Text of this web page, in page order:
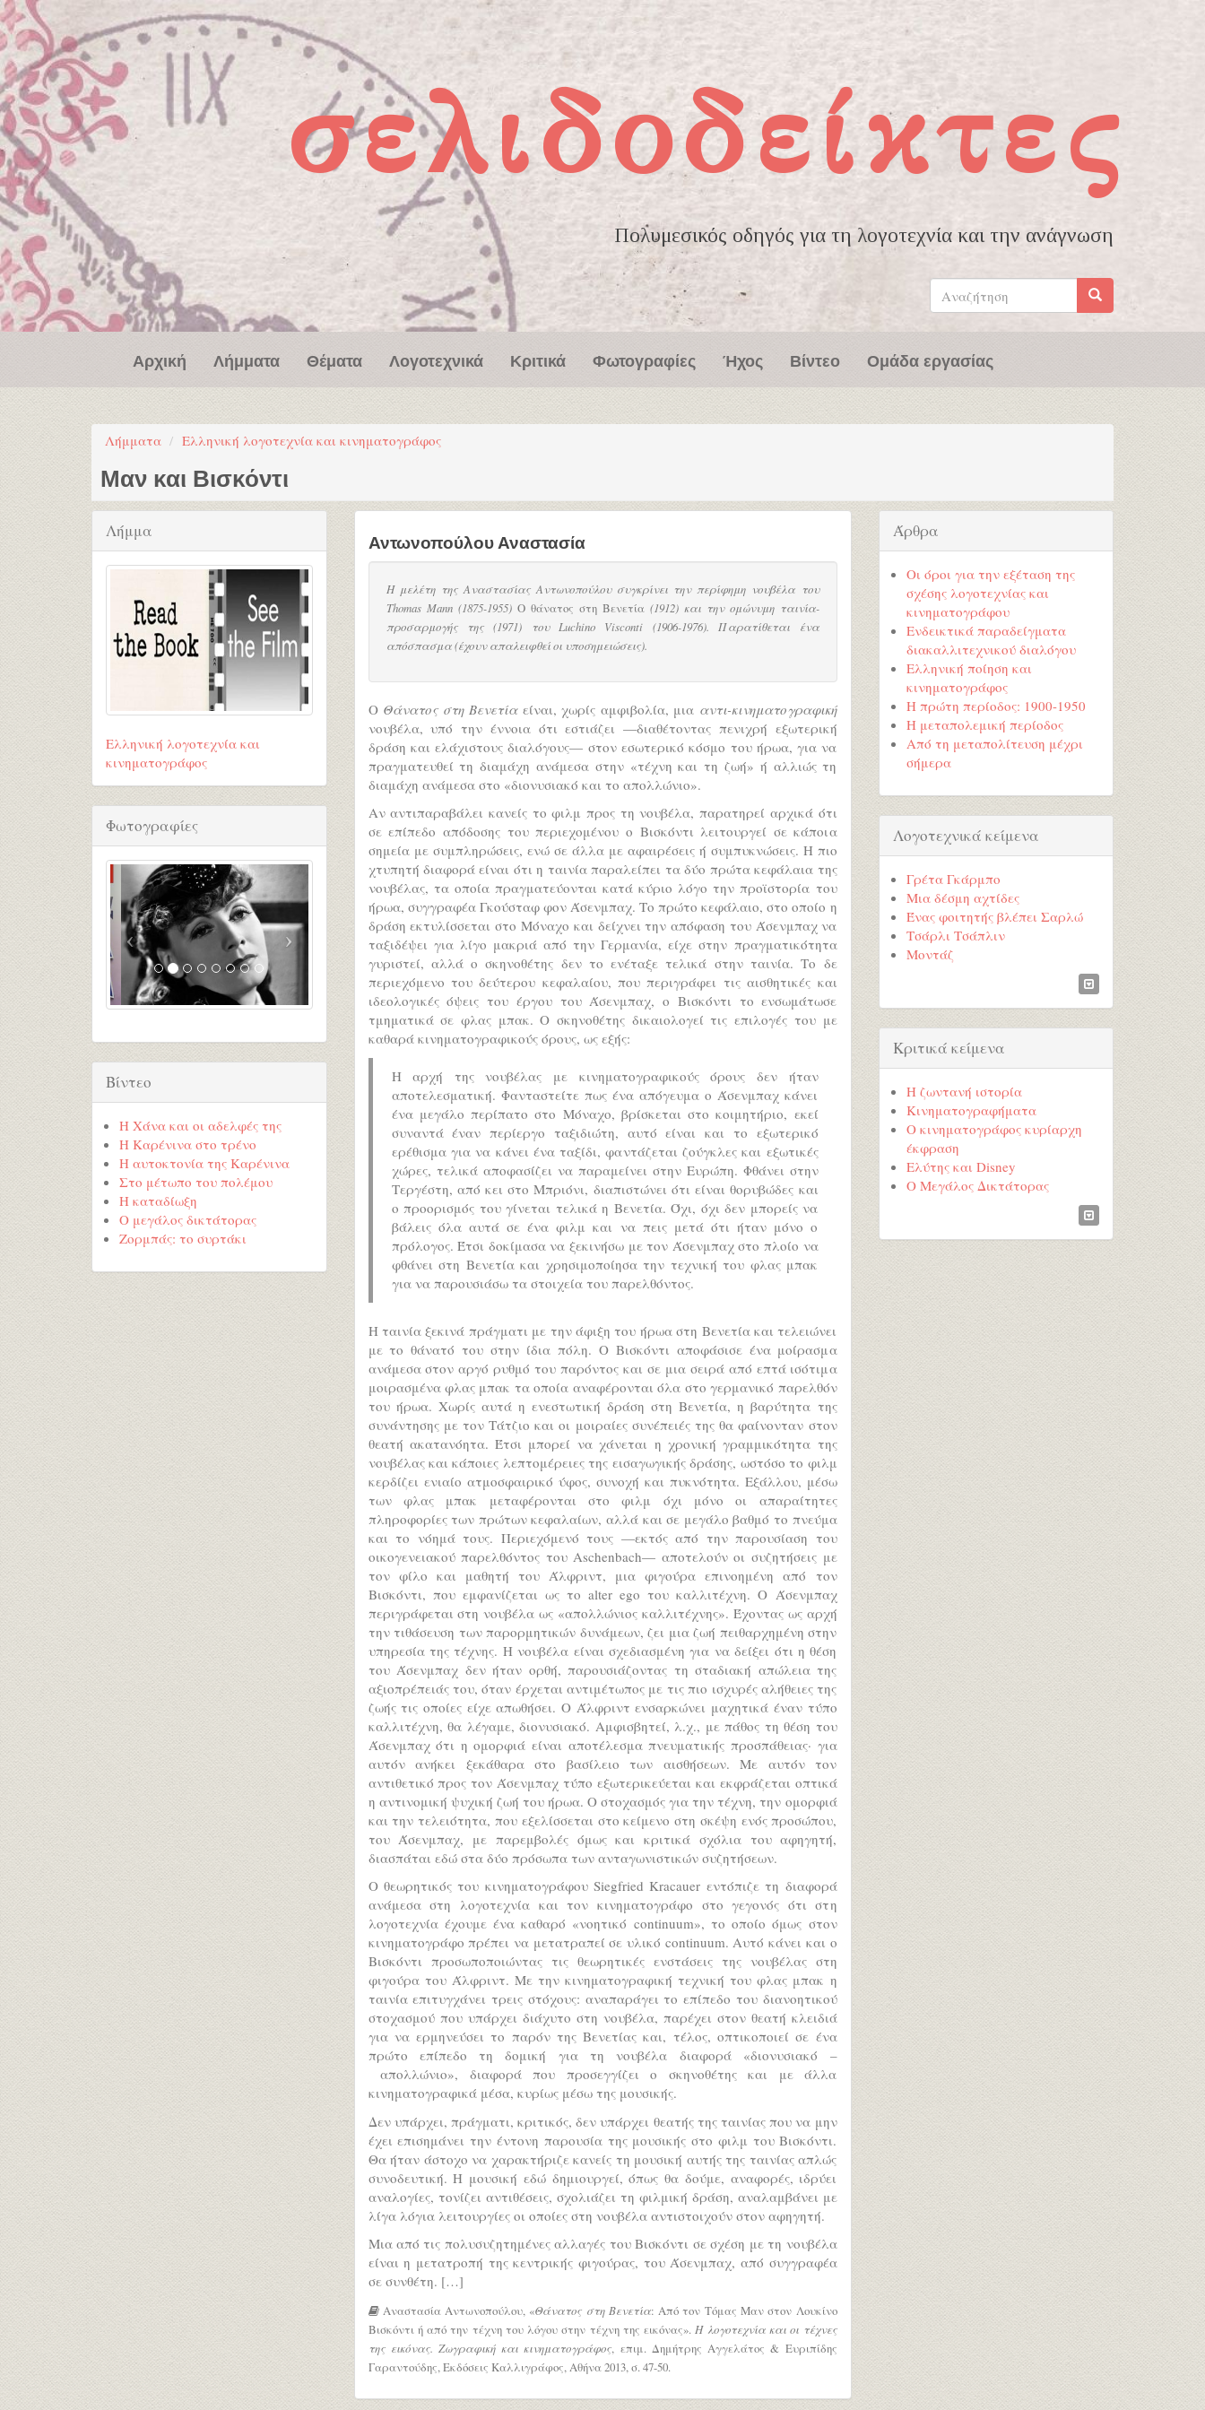
Παράκαμψη προς το κυρίως περιεχόμενο
σελιδοδείκτες
Πολυμεσικός οδηγός για τη λογοτεχνία και την ανάγνωση
Φόρμα
αναζήτησης
Αναζήτηση
Αρχική Λήμματα Θέματα Λογοτεχνικά Κριτικά Φωτογραφίες Ήχος Βίντεο Ομάδα εργασίας
Λήμματα Ελληνική λογοτεχνία και κινηματογράφος
Μαν και Βισκόντι
Αντωνοπούλου Αναστασία
Η μελέτη της Αναστασίας Αντωνοπούλου συγκρίνει την περίφημη νουβέλα του
Thomas Mann (1875-1955) Ο θάνατος στη Βενετία (1912) και την ομώνυμη ταινία-
προσαρμογής της (1971) του Luchino Visconti (1906-1976). Παρατίθεται ένα
απόσπασμα (έχουν απαλειφθεί οι υποσημειώσεις).
Ο Θάνατος στη Βενετίαείναι, χωρίς αμφιβολία, μια αντι-κινηματογραφική
νουβέλα, υπό την έννοια ότι εστιάζει —διαθέτοντας πενιχρή εξωτερική
δράση και ελάχιστους διαλόγους— στον εσωτερικό κόσμο του ήρωα, για να
πραγματευθεί τη διαμάχη ανάμεσα στην «τέχνη και τη ζωή» ή αλλιώς τη
διαμάχη ανάμεσα στο «διονυσιακό και το απολλώνιο».
Αν αντιπαραβάλει κανείς το φιλμ προς τη νουβέλα, παρατηρεί αρχικά ότι
σε επίπεδο απόδοσης του περιεχομένου ο Bισκόντι λειτουργεί σε κάποια
σημεία με συμπληρώσεις, ενώ σε άλλα με αφαιρέσεις ή συμπυκνώσεις. Η πιο
χτυπητή διαφορά είναι ότι η ταινία παραλείπει τα δύο πρώτα κεφάλαια της
νουβέλας, τα οποία πραγματεύονται κατά κύριο λόγο την προϊστορία του
ήρωα, συγγραφέα Γκούσταφ φον Άσενμπαχ. Το πρώτο κεφάλαιο, στο οποίο η
δράση εκτυλίσσεται στο Μόναχο και δείχνει την απόφαση του Άσενμπαχ να
ταξιδέψει για λίγο μακριά από την Γερμανία, είχε στην πραγματικότητα
γυριστεί, αλλά ο σκηνοθέτης δεν το ενέταξε τελικά στην ταινία. Το δε
περιεχόμενο του δεύτερου κεφαλαίου, που περιγράφει τις αισθητικές και
ιδεολογικές όψεις του έργου του Άσενμπαχ, ο Βισκόντι το ενσωμάτωσε
τμηματικά σε φλας μπακ. Ο σκηνοθέτης δικαιολογεί τις επιλογές του με
καθαρά κινηματογραφικούς όρους, ως εξής:
Η αρχή της νουβέλας με κινηματογραφικούς όρους δεν ήταν
αποτελεσματική. Φανταστείτε πως ένα απόγευμα ο Άσενμπαχ κάνει
ένα μεγάλο περίπατο στο Μόναχο, βρίσκεται στο κοιμητήριο, εκεί
συναντά έναν περίεργο ταξιδιώτη, αυτό είναι και το εξωτερικό
ερέθισμα για να κάνει ένα ταξίδι, φαντάζεται ζούγκλες και εξωτικές
χώρες, τελικά αποφασίζει να παραμείνει στην Ευρώπη. Φθάνει στην
Τεργέστη, από κει στο Μπριόνι, διαπιστώνει ότι είναι θορυβώδες και
ο προορισμός του γίνεται τελικά η Βενετία. Όχι, όχι δεν μπορείς να
βάλεις όλα αυτά σε ένα φιλμ και να πεις μετά ότι ήταν μόνο ο
πρόλογος. Έτσι δοκίμασα να ξεκινήσω με τον Άσενμπαχ στο πλοίο να
φθάνει στη Βενετία και χρησιμοποίησα την τεχνική του φλας μπακ
για να παρουσιάσω τα στοιχεία του παρελθόντος.
Η ταινία ξεκινά πράγματι με την άφιξη του ήρωα στη Βενετία και τελειώνει
με το θάνατό του στην ίδια πόλη. Ο Βισκόντι αποφάσισε ένα μοίρασμα
ανάμεσα στον αργό ρυθμό του παρόντος και σε μια σειρά από επτά ισότιμα
μοιρασμένα φλας μπακ τα οποία αναφέρονται όλα στο γερμανικό παρελθόν
του ήρωα. Χωρίς αυτά η ενεστωτική δράση στη Βενετία, η βαρύτητα της
συνάντησης με τον Τάτζιο και οι μοιραίες συνέπειές της θα φαίνονταν στον
θεατή ακατανόητα. Έτσι μπορεί να χάνεται η χρονική γραμμικότητα της
νουβέλας και κάποιες λεπτομέρειες της εισαγωγικής δράσης, ωστόσο το φιλμ
κερδίζει ενιαίο ατμοσφαιρικό ύφος, συνοχή και πυκνότητα. Εξάλλου, μέσω
των φλας μπακ μεταφέρονται στο φιλμ όχι μόνο οι απαραίτητες
πληροφορίες των πρώτων κεφαλαίων, αλλά και σε μεγάλο βαθμό το πνεύμα
και το νόημά τους. Περιεχόμενό τους —εκτός από την παρουσίαση του
οικογενειακού παρελθόντος του Aschenbach— αποτελούν οι συζητήσεις με
τον φίλο και μαθητή του Άλφριντ, μια φιγούρα επινοημένη από τον
Βισκόντι, που εμφανίζεται ως το alter ego του καλλιτέχνη. Ο Άσενμπαχ
περιγράφεται στη νουβέλα ως «απολλώνιος καλλιτέχνης». Έχοντας ως αρχή
την τιθάσευση των παρορμητικών δυνάμεων, ζει μια ζωή πειθαρχημένη στην
υπηρεσία της τέχνης. Η νουβέλα είναι σχεδιασμένη για να δείξει ότι η θέση
του Άσενμπαχ δεν ήταν ορθή, παρουσιάζοντας τη σταδιακή απώλεια της
αξιοπρέπειάς του, όταν έρχεται αντιμέτωπος με τις πιο ισχυρές αλήθειες της
ζωής τις οποίες είχε απωθήσει. Ο Άλφριντ ενσαρκώνει μαχητικά έναν τύπο
καλλιτέχνη, θα λέγαμε, διονυσιακό. Αμφισβητεί, λ.χ., με πάθος τη θέση του
Άσενμπαχ ότι η ομορφιά είναι αποτέλεσμα πνευματικής προσπάθειας· για
αυτόν ανήκει ξεκάθαρα στο βασίλειο των αισθήσεων. Με αυτόν τον
αντιθετικό προς τον Άσενμπαχ τύπο εξωτερικεύεται και εκφράζεται οπτικά
η αντινομική ψυχική ζωή του ήρωα. Ο στοχασμός για την τέχνη, την ομορφιά
και την τελειότητα, που εξελίσσεται στο κείμενο στη σκέψη ενός προσώπου,
του Άσενμπαχ, με παρεμβολές όμως και κριτικά σχόλια του αφηγητή,
διασπάται εδώ στα δύο πρόσωπα των ανταγωνιστικών συζητήσεων.
O θεωρητικός του κινηματογράφου Siegfried Kracauer εντόπιζε τη διαφορά
ανάμεσα στη λογοτεχνία και τον κινηματογράφο στο γεγονός ότι στη
λογοτεχνία έχουμε ένα καθαρό «νοητικό continuum», το οποίο όμως στον
κινηματογράφο πρέπει να μετατραπεί σε υλικό continuum. Αυτό κάνει και ο
Βισκόντι προσωποποιώντας τις θεωρητικές ενστάσεις της νουβέλας στη
φιγούρα του Άλφριντ. Με την κινηματογραφική τεχνική του φλας μπακ η
ταινία επιτυγχάνει τρεις στόχους: αναπαράγει το επίπεδο του διανοητικού
στοχασμού που υπάρχει διάχυτο στη νουβέλα, παρέχει στον θεατή κλειδιά
για να ερμηνεύσει το παρόν της Βενετίας και, τέλος, οπτικοποιεί σε ένα
πρώτο επίπεδο τη δομική για τη νουβέλα διαφορά «διονυσιακό –
απολλώνιο», διαφορά που προσεγγίζει ο σκηνοθέτης και με άλλα
κινηματογραφικά μέσα, κυρίως μέσω της μουσικής.
Δεν υπάρχει, πράγματι, κριτικός, δεν υπάρχει θεατής της ταινίας που να μην
έχει επισημάνει την έντονη παρουσία της μουσικής στο φιλμ του Βισκόντι.
Θα ήταν άστοχο να χαρακτήριζε κανείς τη μουσική αυτής της ταινίας απλώς
συνοδευτική. Η μουσική εδώ δημιουργεί, όπως θα δούμε, αναφορές, ιδρύει
αναλογίες, τονίζει αντιθέσεις, σχολιάζει τη φιλμική δράση, αναλαμβάνει με
λίγα λόγια λειτουργίες οι οποίες στη νουβέλα αντιστοιχούν στον αφηγητή.
Μια από τις πολυσυζητημένες αλλαγές του Βισκόντι σε σχέση με τη νουβέλα
είναι η μετατροπή της κεντρικής φιγούρας, του Άσενμπαχ, από συγγραφέα
σε συνθέτη. […]
Αναστασία Αντωνοπούλου, «Θάνατος στη Βενετία: Από τον Τόμας Μαν στον Λουκίνο
Βισκόντι ή από την τέχνη του λόγου στην τέχνη της εικόνας». Η λογοτεχνία και οι τέχνες
της εικόνας. Ζωγραφική και κινηματογράφος, επιμ. Δημήτρης Αγγελάτος & Ευριπίδης
Γαραντούδης, Εκδόσεις Καλλιγράφος, Αθήνα 2013, σ. 47-50.
Λήμμα
Ελληνική λογοτεχνία και
κινηματογράφος
Φωτογραφίες
Βίντεο
Η Χάνα και οι αδελφές της
Η Καρένινα στο τρένο
Η αυτοκτονία της Καρένινα
Στο μέτωπο του πολέμου
Η καταδίωξη
Ο μεγάλος δικτάτορας
Ζορμπάς: το συρτάκι
Άρθρα
Οι όροι για την εξέταση της
σχέσης λογοτεχνίας και
κινηματογράφου
Ενδεικτικά παραδείγματα
διακαλλιτεχνικού διαλόγου
Ελληνική ποίηση και
κινηματογράφος
Η πρώτη περίοδος: 1900-1950
Η μεταπολεμική περίοδος
Από τη μεταπολίτευση μέχρι
σήμερα
Λογοτεχνικά κείμενα
Γρέτα Γκάρμπο
Μια δέσμη αχτίδες
Ένας φοιτητής βλέπει Σαρλώ
Τσάρλι Τσάπλιν
Μοντάζ
Κριτικά κείμενα
Η ζωντανή ιστορία
Κινηματογραφήματα
Ο κινηματογράφος κυρίαρχη
έκφραση
Ελύτης και Disney
Ο Μεγάλος Δικτάτορας